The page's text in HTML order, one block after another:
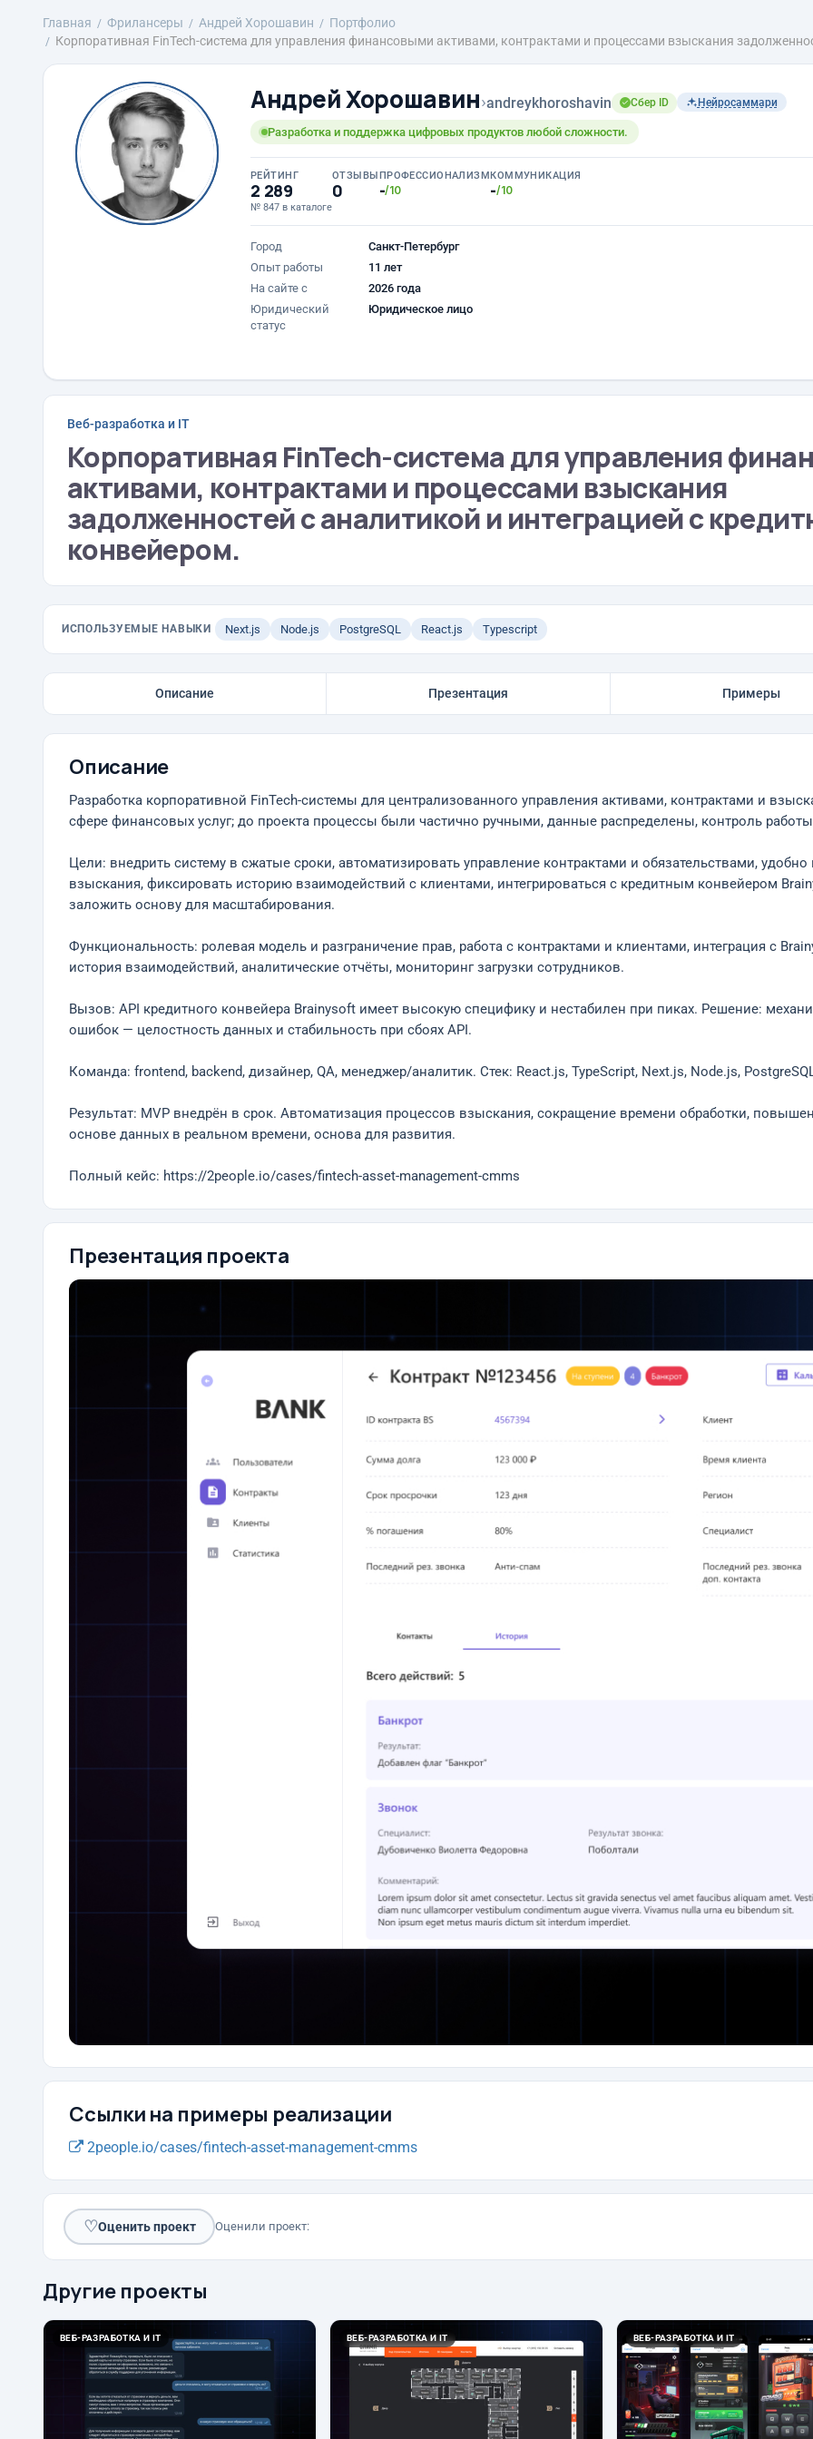
Главная Фрилансеры Андрей Хорошавин
Портфолио
Корпоративная FinTech-система для управления финансовыми активами, контрактами и процессами взыскания
Андрей Хорошавин›andreykhoroshavin Сбер ID Нейросаммари
Разработка и поддержка цифровых продуктов любой сложности.
РЕЙТИНГ
2 289
№ 847 в каталоге
ОТЗЫВЫ
0
ПРОФЕССИОНАЛИЗМ
-/10
КОММУНИКАЦИЯ
-/10
Город
Санкт-Петербург
Опыт работы
11 лет
На сайте с
2026 года
Юридический
статус
Юридическое лицо
Веб-разработка и IT
Корпоративная FinTech-система для управления
активами, контрактами и процессами взыскания
задолженностей с аналитикой и интеграцией с
конвейером.
ИСПОЛЬЗУЕМЫЕ НАВЫКИ Next.js Node.js PostgreSQL React.js Typescript
Описание Презентация Примеры
Описание
Разработка корпоративной FinTech-системы для централизованного управления активами, контрактами и
сфере финансовых услуг; до проекта процессы были частично ручными, данные распределены, контроль
Цели: внедрить систему в сжатые сроки, автоматизировать управление контрактами и обязательствами,
взыскания, фиксировать историю взаимодействий с клиентами, интегрироваться с кредитным конвейером
заложить основу для масштабирования.
Функциональность: ролевая модель и разграничение прав, работа с контрактами и клиентами, интеграция с
история взаимодействий, аналитические отчёты, мониторинг загрузки сотрудников.
Вызов: API кредитного конвейера Brainysoft имеет высокую специфику и нестабилен при пиках. Решение:
ошибок — целостность данных и стабильность при сбоях API.
Команда: frontend, backend, дизайнер, QA, менеджер/аналитик. Стек: React.js, TypeScript, Next.js, Node.js,
Результат: MVP внедрён в срок. Автоматизация процессов взыскания, сокращение времени обработки,
основе данных в реальном времени, основа для развития.
Полный кейс: https://2people.io/cases/fintech-asset-management-cmms
Презентация проекта
Ссылки на примеры реализации
2people.io/cases/fintech-asset-management-cmms
♡Оценить проект Оценили проект:
Другие проекты
ВЕБ-РАЗРАБОТКА И IT ВЕБ-РАЗРАБОТКА И IT ВЕБ-РАЗРАБОТКА И IT